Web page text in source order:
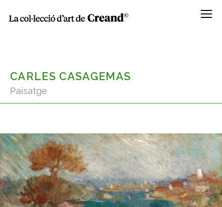
Menú
CARLES CASAGEMAS
Paisatge